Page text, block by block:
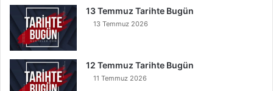
r
13 Temmuz Tarihte Bugün
13 Temmuz 2026
12 Temmuz Tarihte Bugün
11 Temmuz 2026